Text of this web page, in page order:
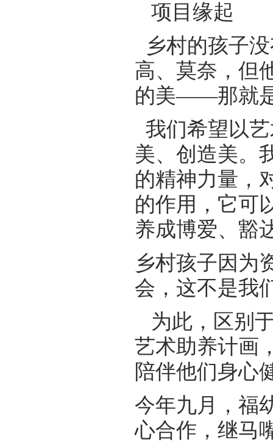
项目缘起
乡村的孩子
高、莫奈，但
的美——那就
我们希望以
美、创造美。
的精神力量，
的作用，它可
养成博爱、
乡村孩子因为
会，这不是我
为此，区别
艺术助养计画
陪伴他们身心
今年九月，福
心合作，继马